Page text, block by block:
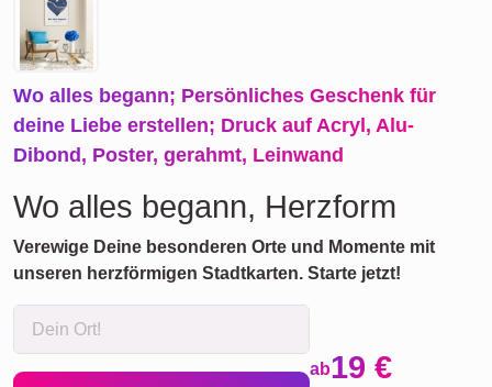
Wo alles begann; Persönliches Geschenk für
deine Liebe erstellen; Druck auf Acryl, Alu-
Dibond, Poster, gerahmt, Leinwand
Wo alles begann, Herzform
Verewige Deine besonderen Orte und Momente mit
unseren herzförmigen Stadtkarten. Starte jetzt!
ab19 €